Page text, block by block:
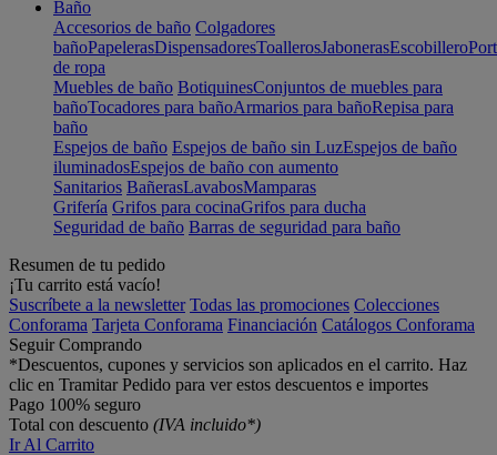
Baño
Accesorios de baño Colgadores
bañoPapelerasDispensadoresToallerosJabonerasEscobillero
de ropa
Muebles de baño BotiquinesConjuntos de muebles para
bañoTocadores para bañoArmarios para bañoRepisa para
baño
Espejos de baño Espejos de baño sin LuzEspejos de baño
iluminadosEspejos de baño con aumento
Sanitarios BañerasLavabosMamparas
Grifería Grifos para cocinaGrifos para ducha
Seguridad de baño Barras de seguridad para baño
Resumen de tu pedido
¡Tu carrito está vacío!
Suscríbete a la newsletter Todas las promociones Colecciones
Conforama Tarjeta Conforama Financiación Catálogos Conforama
Seguir Comprando
*Descuentos, cupones y servicios son aplicados en el carrito. Haz
clic en Tramitar Pedido para ver estos descuentos e importes
Pago 100% seguro
Total con descuento (IVA incluido*)
Ir Al Carrito